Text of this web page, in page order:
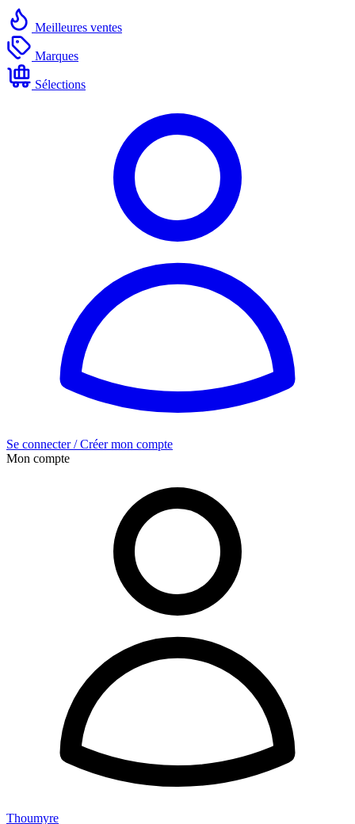
Meilleures ventes
Marques
Sélections
Se connecter / Créer mon compte
Mon compte
Thoumyre